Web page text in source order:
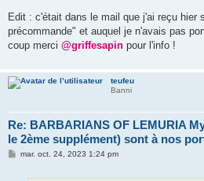
Edit : c'était dans le mail que j'ai reçu hier
précommande" et auquel je n'avais pas
coup merci @griffesapin pour l'info !
teufeu
Banni
Re: BARBARIANS OF LEMURIA
le 2ème supplément) sont à nos
Mmar. oct. 24, 2023 1:24 pm